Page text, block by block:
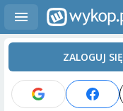
ZALOGUJ SIĘ